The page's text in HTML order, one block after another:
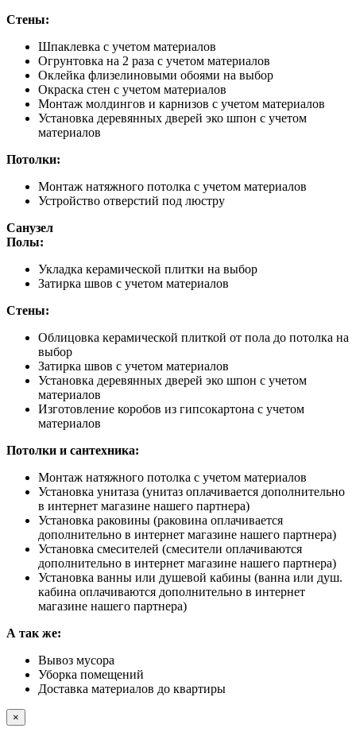
Стены:
Шпаклевка с учетом материалов
Огрунтовка на 2 раза с учетом материалов
Оклейка флизелиновыми обоями на выбор
Окраска стен с учетом материалов
Монтаж молдингов и карнизов с учетом материалов
Установка деревянных дверей эко шпон с учетом
материалов
Потолки:
Монтаж натяжного потолка с учетом материалов
Устройство отверстий под люстру
Санузел
Полы:
Укладка керамической плитки на выбор
Затирка швов с учетом материалов
Стены:
Облицовка керамической плиткой от пола до потолка на
выбор
Затирка швов с учетом материалов
Установка деревянных дверей эко шпон с учетом
материалов
Изготовление коробов из гипсокартона с учетом
материалов
Потолки и сантехника:
Монтаж натяжного потолка с учетом материалов
Установка унитаза (унитаз оплачивается дополнительно
в интернет магазине нашего партнера)
Установка раковины (раковина оплачивается
дополнительно в интернет магазине нашего партнера)
Установка смесителей (смесители оплачиваются
дополнительно в интернет магазине нашего партнера)
Установка ванны или душевой кабины (ванна или душ.
кабина оплачиваются дополнительно в интернет
магазине нашего партнера)
А так же:
Вывоз мусора
Уборка помещений
Доставка материалов до квартиры
×